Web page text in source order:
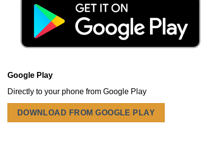
Google Play
Directly to your phone from Google Play
DOWNLOAD FROM GOOGLE PLAY